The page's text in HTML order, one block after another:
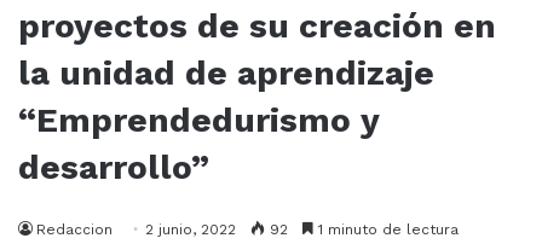
proyectos de su creación en
la unidad de aprendizaje
“Emprendedurismo y
desarrollo”
Redaccion 2 junio, 2022 92 1 minuto de lectura